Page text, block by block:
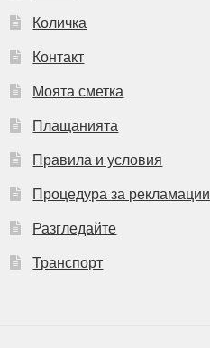
Количка
Контакт
Моята сметка
Плащанията
Правила и условия
Процедура за рекламации
Разгледайте
Транспорт